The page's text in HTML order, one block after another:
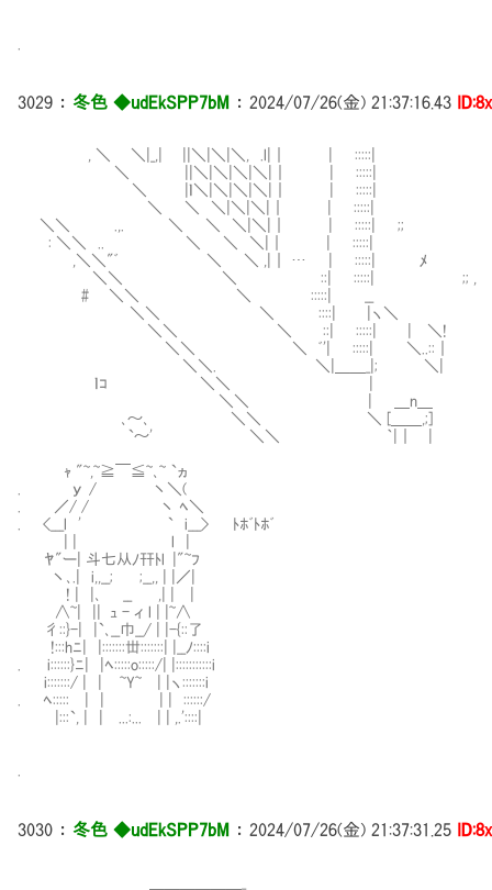
3029 ： 冬色 ◆udEkSPP7bM ： 2024/07/26(金) 21:37:16.43
, ＼ ＼|_,| ||＼|＼|＼, .l|｜ | :::::|
＼ ||＼|＼|＼|＼|｜ | :::::|
＼ |ｌ＼|＼|＼|＼|｜ | :::::|
＼ ＼ ＼|＼|＼|｜ | :::::|
＼＼ .,. ＼ ＼ ＼|＼|｜ | :::::| ;;
: ＼＼ .. ＼ ＼ ＼|｜ | :::::|
,＼＼"ﾞ ＼ ＼ ,|｜ … | :::::| ﾒ
＼＼ ＼ ::| :::::| ;; ,
# ＼＼ ＼ :::::| __
＼＼ ＼ ::::| |ヽ＼
＼＼ ＼ ::| :::::| | ＼!
＼＼ ＼ ﾞ'| :::::| ＼..::｜
＼＼. ＼|＿＿_|; ＼|
ｌｺ ＼＼ |
＼＼ | ＿n＿
､～､ ＼＼ ＼ [＿＿,;]
`～' ＼＼ ｀|｜ |
ｬ "~,~≧￣≦~､~ `ヵ
. у / 丶＼(
. ／/ / 丶 ﾍ＼
. <___l ' ` i___> ﾄﾎﾞﾄﾎﾞ
ﾔ"ー| 斗七从ﾉ幵ﾄl |"~ﾌ
丶､.| i,,__; ;__,, | |／|
! | |､ __ ,| | |
∧~| || ｭ - ィ l | |~∧
彳::}-| |`､__巾__/ | |-{::了
!:::hﾆ| |:::::::丗:::::::| |__ﾉ::::i
. i::::::}ﾆ| |ﾍ:::::o:::::/| |:::::::::::i
i:::::::/ | | ~Y~ | |ヽ:::::::i
. ﾍ::::: | | | | ::::::/
|:::`, | | ...:... | | ,.'::::|
3030 ： 冬色 ◆udEkSPP7bM ： 2024/07/26(金) 21:37:31.25